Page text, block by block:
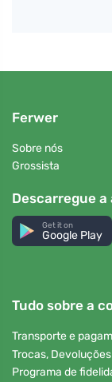
Ferwer
Sobre nós
Grossista
Descarregue a
Get it on
Google Play
Tudo sobre a
Transporte e
Trocas,
Programa de